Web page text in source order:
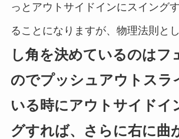
っとアウトサイドインにスイング
ることになりますが、物理法則と
し角を決めているのはフ
のでプッシュアウトスラ
いる時にアウトサイドイ
グすれば、さらに右に曲